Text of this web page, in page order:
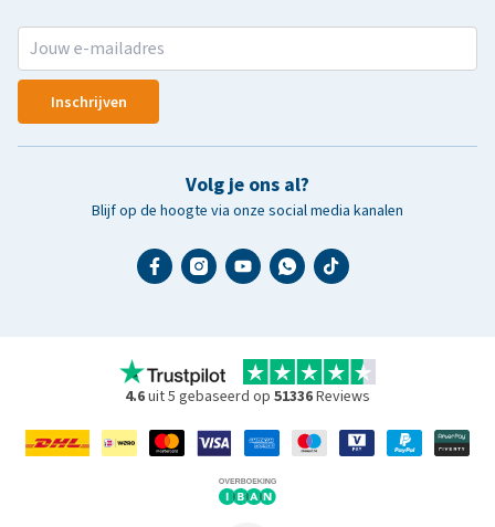
Inschrijven
Volg je ons al?
Blijf op de hoogte via onze social media kanalen
4.6uit 5 gebaseerd op 51336Reviews